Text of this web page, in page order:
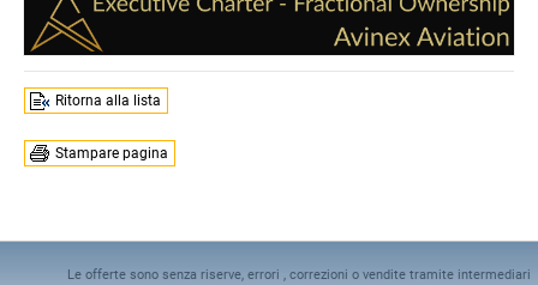
Ritorna alla lista
Stampare pagina
Le offerte sono senza riserve, errori , correzioni o vendite tramite intermediari